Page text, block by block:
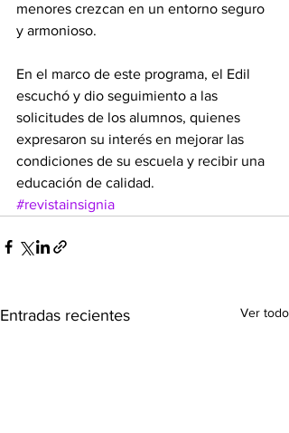
menores crezcan en un entorno seguro
y armonioso.
En el marco de este programa, el Edil
escuchó y dio seguimiento a las
solicitudes de los alumnos, quienes
expresaron su interés en mejorar las
condiciones de su escuela y recibir una
educación de calidad.
#revistainsignia
Entradas recientes Ver todo